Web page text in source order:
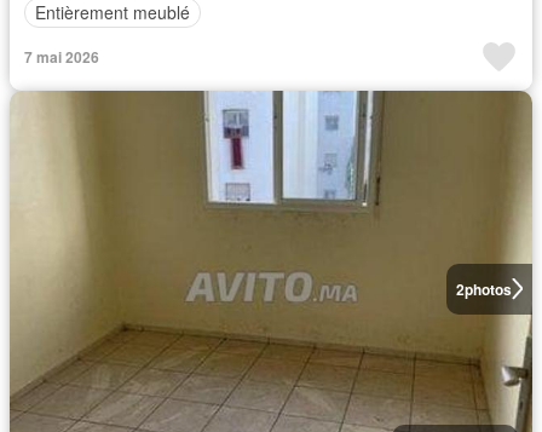
Entièrement meublé
7 mai 2026
2photos